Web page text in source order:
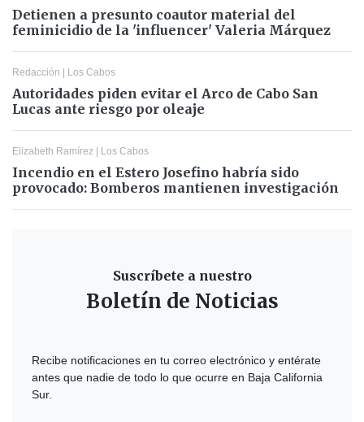
Detienen a presunto coautor material del
feminicidio de la 'influencer' Valeria Márquez
Redacción | Los Cabos
Autoridades piden evitar el Arco de Cabo San
Lucas ante riesgo por oleaje
Elizabeth Ramírez | Los Cabos
Incendio en el Estero Josefino habría sido
provocado: Bomberos mantienen investigación
Suscríbete a nuestro
Boletín de Noticias
Recibe notificaciones en tu correo electrónico y entérate
antes que nadie de todo lo que ocurre en Baja California
Sur.